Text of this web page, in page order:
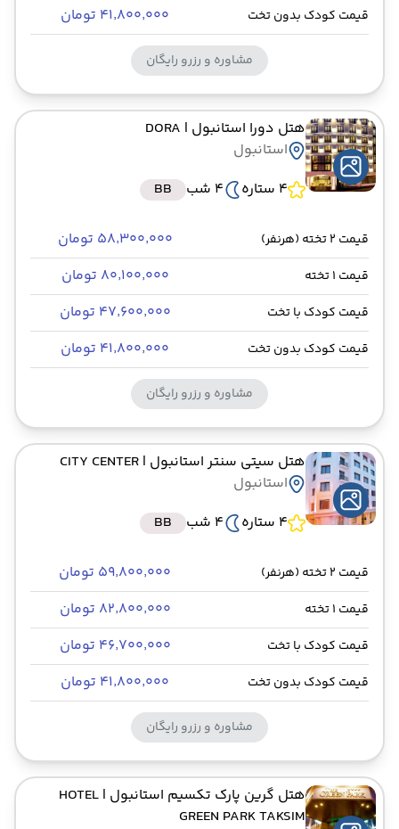
قیمت کودک بدون تخت ۴۱٬۸۰۰٬۰۰۰ تومان
مشاوره و رزرو رایگان
هتل دورا استانبول | DORA
استانبول
4 ستاره
4 شب BB
قیمت 2 تخته (هرنفر) ۵۸٬۳۰۰٬۰۰۰ تومان
قیمت 1 تخته ۸۰٬۱۰۰٬۰۰۰ تومان
قیمت کودک با تخت ۴۷٬۶۰۰٬۰۰۰ تومان
قیمت کودک بدون تخت ۴۱٬۸۰۰٬۰۰۰ تومان
مشاوره و رزرو رایگان
هتل سیتی سنتر استانبول | CITY CENTER
استانبول
4 ستاره
4 شب BB
قیمت 2 تخته (هرنفر) ۵۹٬۸۰۰٬۰۰۰ تومان
قیمت 1 تخته ۸۲٬۸۰۰٬۰۰۰ تومان
قیمت کودک با تخت ۴۶٬۷۰۰٬۰۰۰ تومان
قیمت کودک بدون تخت ۴۱٬۸۰۰٬۰۰۰ تومان
مشاوره و رزرو رایگان
هتل گرین پارک تکسیم استانبول | HOTEL
GREEN PARK TAKSIM